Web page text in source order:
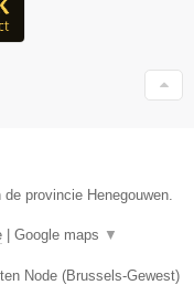
provincie Henegouwen.
Google maps ▼
Node (Brussels-Gewest)